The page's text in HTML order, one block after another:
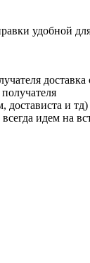
удобной
достависта и тд)
идем на